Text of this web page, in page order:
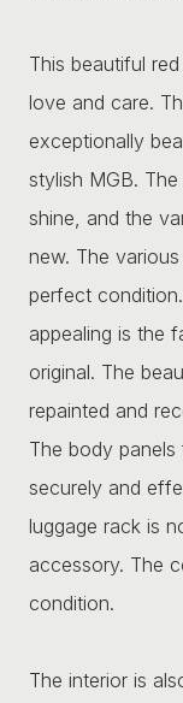
This beautiful
love and care.
exceptionally
stylish MGB.
shine, and the
new. The
perfect
appealing is the
original. The
repainted and
The body
securely and
luggage rack is
accessory. The
condition.
The interior is